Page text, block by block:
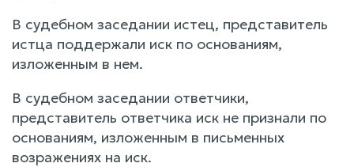
В судебном заседании истец, представитель
истца поддержали иск по основаниям,
изложенным в нем.
В судебном заседании ответчики,
представитель ответчика иск не признали по
основаниям, изложенным в письменных
возражениях на иск.